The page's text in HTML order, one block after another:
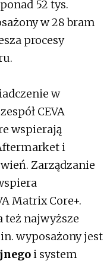
52 tys.
w 28 bram
procesy
w
zespół CEVA
wspierają
i
Zarządzanie
Matrix Core+.
też najwyższe
wyposażony jest
i system